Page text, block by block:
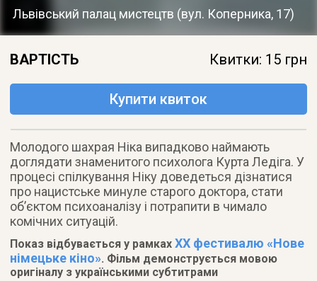
Львівський палац мистецтв (вул. Коперника, 17)
ВАРТІСТЬ Квитки: 15 грн
Купити квиток
Молодого шахрая Ніка випадково наймають
доглядати знаменитого психолога Курта Ледіга. У
процесі спілкування Ніку доведеться дізнатися
про нацистське минуле старого доктора, стати
об’єктом психоаналізу і потрапити в чимало
комічних ситуацій.
Показ відбувається у рамкахXX фестивалю «Нове
німецьке кіно». Фільм демонструється мовою
оригіналу з українськими субтитрами